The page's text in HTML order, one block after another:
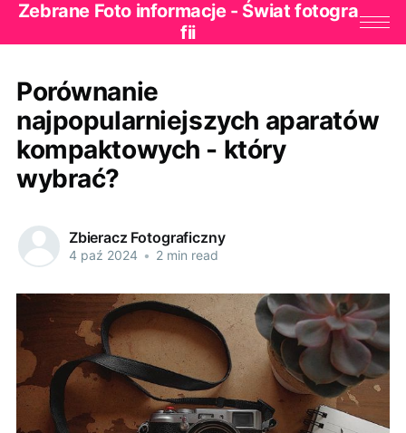
Zebrane Foto informacje - Świat fotogra
fii
Porównanie
najpopularniejszych aparatów
kompaktowych - który
wybrać?
Zbieracz Fotograficzny
4 paź 2024 • 2 min read